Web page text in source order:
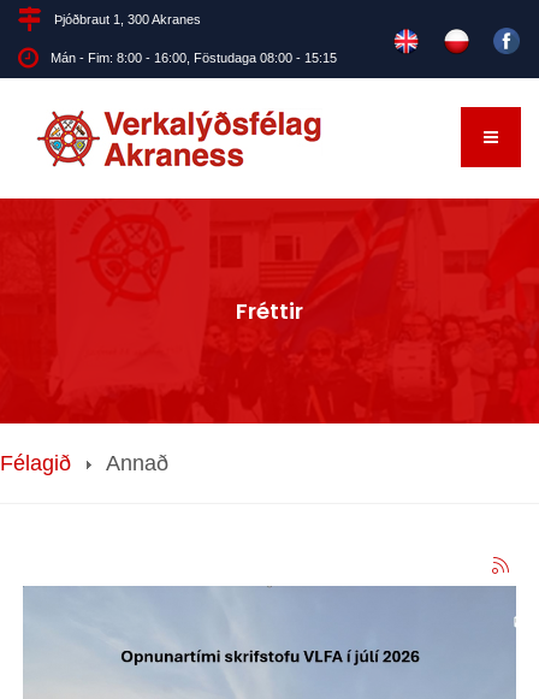
Þjóðbraut 1, 300 Akranes
Mán - Fim: 8:00 - 16:00, Föstudaga 08:00 - 15:15
Fréttir
Félagið Annað